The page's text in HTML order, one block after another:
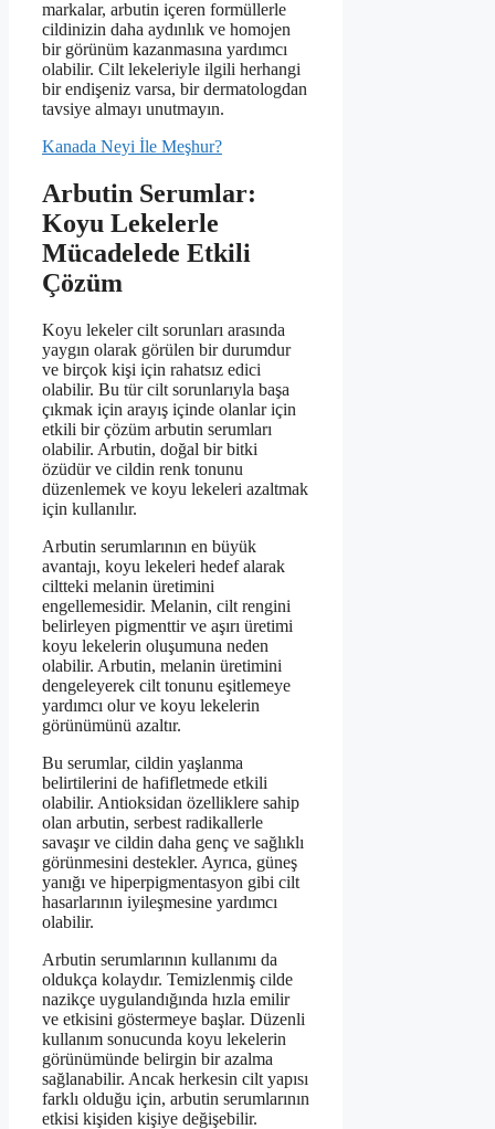
markalar, arbutin içeren formüllerle
cildinizin daha aydınlık ve homojen
bir görünüm kazanmasına yardımcı
olabilir. Cilt lekeleriyle ilgili herhangi
bir endişeniz varsa, bir dermatologdan
tavsiye almayı unutmayın.
Kanada Neyi İle Meşhur?
Arbutin Serumlar:
Koyu Lekelerle
Mücadelede Etkili
Çözüm
Koyu lekeler cilt sorunları arasında
yaygın olarak görülen bir durumdur
ve birçok kişi için rahatsız edici
olabilir. Bu tür cilt sorunlarıyla başa
çıkmak için arayış içinde olanlar için
etkili bir çözüm arbutin serumları
olabilir. Arbutin, doğal bir bitki
özüdür ve cildin renk tonunu
düzenlemek ve koyu lekeleri azaltmak
için kullanılır.
Arbutin serumlarının en büyük
avantajı, koyu lekeleri hedef alarak
ciltteki melanin üretimini
engellemesidir. Melanin, cilt rengini
belirleyen pigmenttir ve aşırı üretimi
koyu lekelerin oluşumuna neden
olabilir. Arbutin, melanin üretimini
dengeleyerek cilt tonunu eşitlemeye
yardımcı olur ve koyu lekelerin
görünümünü azaltır.
Bu serumlar, cildin yaşlanma
belirtilerini de hafifletmede etkili
olabilir. Antioksidan özelliklere sahip
olan arbutin, serbest radikallerle
savaşır ve cildin daha genç ve sağlıklı
görünmesini destekler. Ayrıca, güneş
yanığı ve hiperpigmentasyon gibi cilt
hasarlarının iyileşmesine yardımcı
olabilir.
Arbutin serumlarının kullanımı da
oldukça kolaydır. Temizlenmiş cilde
nazikçe uygulandığında hızla emilir
ve etkisini göstermeye başlar. Düzenli
kullanım sonucunda koyu lekelerin
görünümünde belirgin bir azalma
sağlanabilir. Ancak herkesin cilt yapısı
farklı olduğu için, arbutin serumlarının
etkisi kişiden kişiye değişebilir.